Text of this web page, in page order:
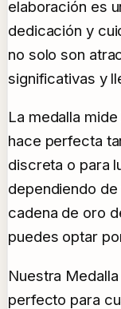
elaboración es
dedicación y
no solo son
significativas y
La medalla
hace perfecta
discreta o para
dependiendo
cadena de oro
puedes optar
Nuestra
perfecto para